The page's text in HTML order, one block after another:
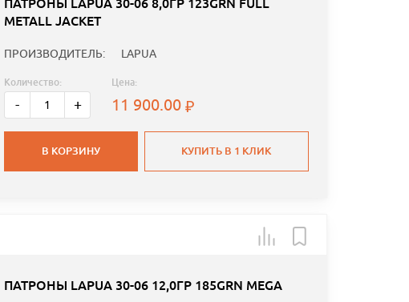
METALL JACKET
ПРОИЗВОДИТЕЛЬ: LAPUA
Количество:
- +
Цена:
11 900.00
В КОРЗИНУ КУПИТЬ В 1 КЛИК
ПАТРОНЫ LAPUA 30-06 12,0ГР 185GRN MEGA